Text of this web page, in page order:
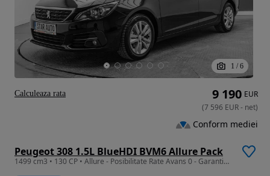
1 / 6
Peugeot 308 1.5L BlueHDI BVM6 Allure Pack
1499 cm3 • 130 CP • Allure - Posibilitate Rate Avans 0 - Garantie 12 Luni - IMPECABILA
9 190 EUR
(7 596 EUR- net)
Conform mediei
Calculeaza rata